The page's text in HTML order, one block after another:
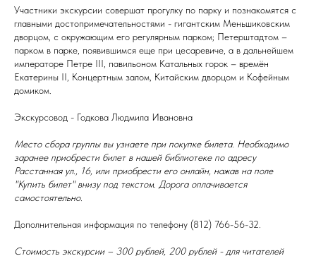
Участники экскурсии совершат прогулку по парку и познакомятся с
главными достопримечательностями - гигантским Меньшиковским
дворцом, с окружающим его регулярным парком; Петерштадтом –
парком в парке, появившимся еще при цесаревиче, а в дальнейшем
императоре Петре III, павильоном Катальных горок – времён
Екатерины II, Концертным залом, Китайским дворцом и Кофейным
домиком.
Экскурсовод - Годкова Людмила Ивановна
Место сбора группы вы узнаете при покупке билета. Необходимо
заранее приобрести билет в нашей библиотеке по адресу
Расстанная ул., 16, или приобрести его онлайн, нажав на поле
"Купить билет" внизу под текстом. Дорога оплачивается
самостоятельно.
Дополнительная информация по телефону (812) 766-56-32.
Стоимость экскурсии – 300 рублей, 200 рублей - для читателей